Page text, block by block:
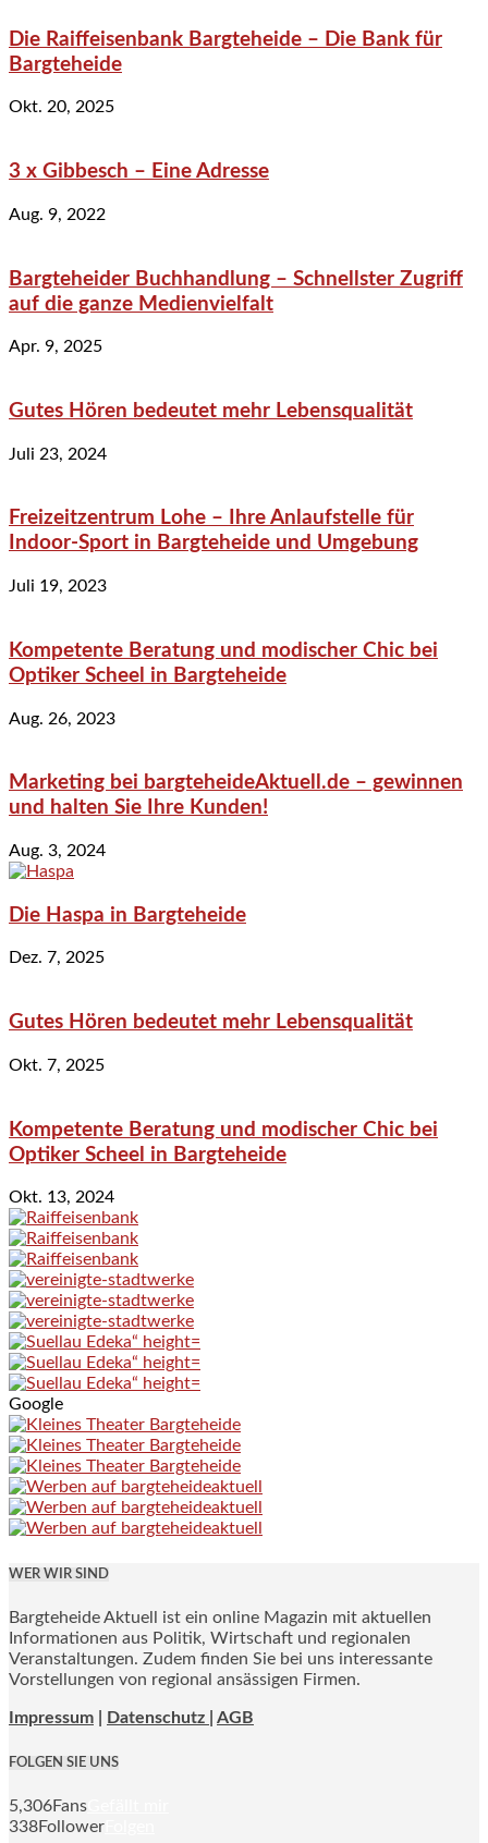
Die Raiffeisenbank Bargteheide – Die Bank für
Bargteheide
Okt. 20, 2025
3 x Gibbesch – Eine Adresse
Aug. 9, 2022
Bargteheider Buchhandlung – Schnellster Zugriff
auf die ganze Medienvielfalt
Apr. 9, 2025
Gutes Hören bedeutet mehr Lebensqualität
Juli 23, 2024
Freizeitzentrum Lohe – Ihre Anlaufstelle für
Indoor-Sport in Bargteheide und Umgebung
Juli 19, 2023
Kompetente Beratung und modischer Chic bei
Optiker Scheel in Bargteheide
Aug. 26, 2023
Marketing bei bargteheideAktuell.de – gewinnen
und halten Sie Ihre Kunden!
Aug. 3, 2024
Die Haspa in Bargteheide
Dez. 7, 2025
Gutes Hören bedeutet mehr Lebensqualität
Okt. 7, 2025
Kompetente Beratung und modischer Chic bei
Optiker Scheel in Bargteheide
Okt. 13, 2024
Google
WER WIR SIND
Bargteheide Aktuell ist ein online Magazin mit aktuellen
Informationen aus Politik, Wirtschaft und regionalen
Veranstaltungen. Zudem finden Sie bei uns interessante
Vorstellungen von regional ansässigen Firmen.
Impressum Datenschutz | AGB
FOLGEN SIE UNS
5,306Fans
338Follower